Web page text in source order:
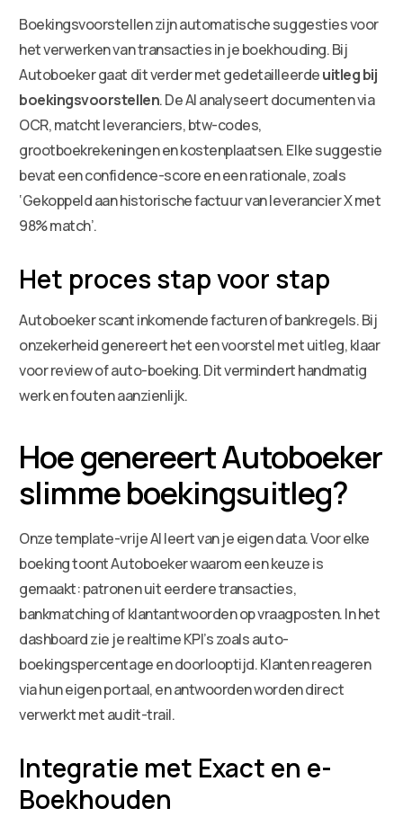
Boekingsvoorstellen zijn automatische suggesties voor
het verwerken van transacties in je boekhouding. Bij
Autoboeker gaat dit verder met gedetailleerdeuitleg bij
boekingsvoorstellen. De AI analyseert documenten via
OCR, matcht leveranciers, btw-codes,
grootboekrekeningen en kostenplaatsen. Elke suggestie
bevat een confidence-score en een rationale, zoals
‘Gekoppeld aan historische factuur van leverancier X met
98% match’.
Het proces stap voor stap
Autoboeker scant inkomende facturen of bankregels. Bij
onzekerheid genereert het een voorstel met uitleg, klaar
voor review of auto-boeking. Dit vermindert handmatig
werk en fouten aanzienlijk.
Hoe genereert Autoboeker
slimme boekingsuitleg?
Onze template-vrije AI leert van je eigen data. Voor elke
boeking toont Autoboeker waarom een keuze is
gemaakt: patronen uit eerdere transacties,
bankmatching of klantantwoorden op vraagposten. In het
dashboard zie je realtime KPI’s zoals auto-
boekingspercentage en doorlooptijd. Klanten reageren
via hun eigen portaal, en antwoorden worden direct
verwerkt met audit-trail.
Integratie met Exact en e-
Boekhouden